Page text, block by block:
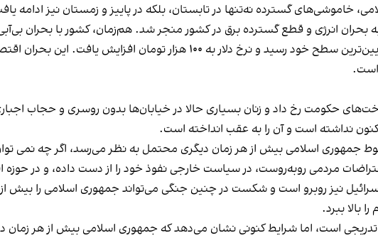
خاموشی‌های گسترده نه‌تنها در تابستان، بلکه در پاییز و زمستان نیز ادامه
ارزش ریال ایران به پایین‌ترین سطح خود رسید و نرخ دلار به ۱۰۰
است.
حکومت رخ داد و زنان بسیاری حالا در خیابان‌ها بدون روسری و حجاب
نداشته است و آن را به عقب انداخته است.
جمهوری اسلامی بیش از هر زمان دیگری محتمل به نظر می‌رسد، اگر چه نمی
مردمی روبه‌روست، در سیاست خارجی نفوذ خود را از دست داده، و در حوزه
نیز روبرو است و شکست در چنین جنگی می‌تواند جمهوری اسلامی را بیش
بالا ببرد.
است، اما شرایط کنونی نشان می‌دهد که جمهوری اسلامی بیش از هر زمان